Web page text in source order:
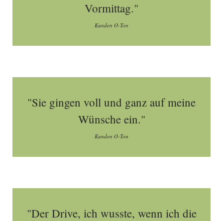
Vormittag."
Kunden O-Ton
"Sie gingen voll und ganz auf meine
Wünsche ein."
Kunden O-Ton
"Der Drive, ich wusste, wenn ich die